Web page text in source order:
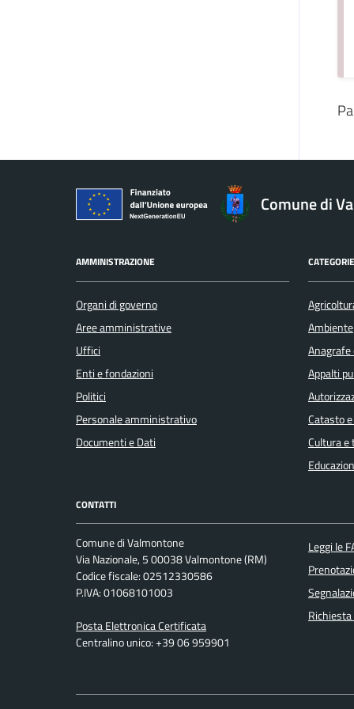
Comune di
AMMINISTRAZIONE
Organi di governo
Aree amministrative
Uffici
Enti e fondazioni
Politici
Personale amministrativo
Documenti e Dati
Ambiente
Appalti
Catasto
Cultura e
CONTATTI
Comune di Valmontone
Via Nazionale, 5 00038 Valmontone (RM)
Codice fiscale: 02512330586
P.IVA: 01068101003
Posta Elettronica Certificata
Centralino unico: +39 06 959901
Leggi le